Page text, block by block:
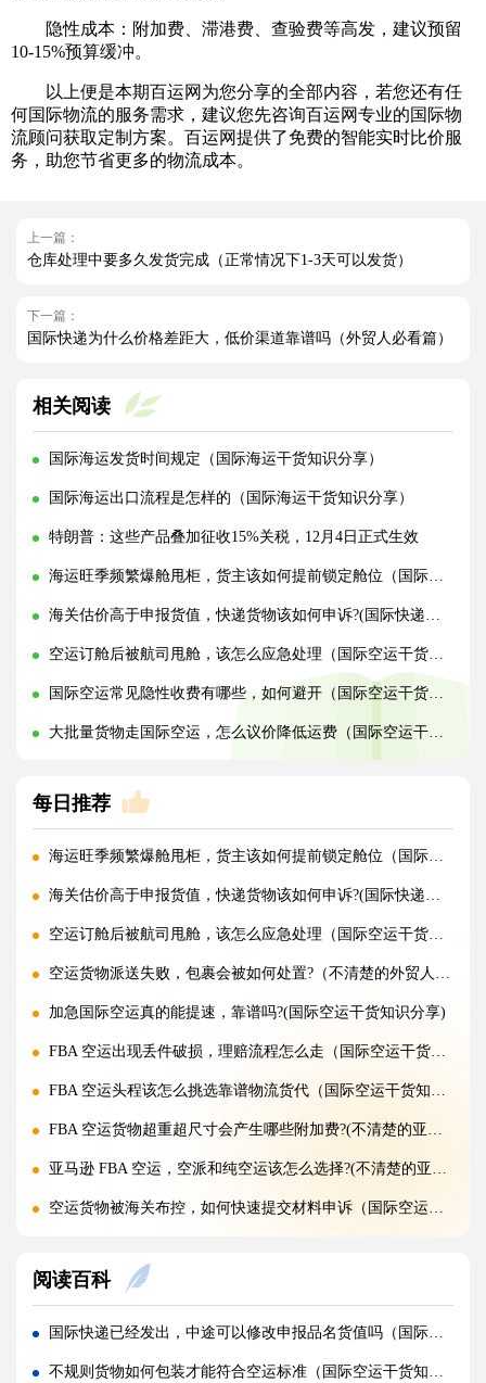
隐性成本：附加费、滞港费、查验费等高发，建议预留
10-15%预算缓冲。
以上便是本期百运网为您分享的全部内容，若您还有任
何国际物流的服务需求，建议您先咨询百运网专业的国际物
流顾问获取定制方案。百运网提供了免费的智能实时比价服
务，助您节省更多的物流成本。
上一篇：
仓库处理中要多久发货完成（正常情况下1-3天可以发货）
下一篇：
国际快递为什么价格差距大，低价渠道靠谱吗（外贸人必看篇）
相关阅读
国际海运发货时间规定（国际海运干货知识分享）
国际海运出口流程是怎样的（国际海运干货知识分享）
特朗普：这些产品叠加征收15%关税，12月4日正式生效
海运旺季频繁爆舱甩柜，货主该如何提前锁定舱位（国际海运干货知识分享）
海关估价高于申报货值，快递货物该如何申诉?(国际快递干货知识分享)
空运订舱后被航司甩舱，该怎么应急处理（国际空运干货知识分享）
国际空运常见隐性收费有哪些，如何避开（国际空运干货知识分享）
大批量货物走国际空运，怎么议价降低运费（国际空运干货知识分享）
每日推荐
海运旺季频繁爆舱甩柜，货主该如何提前锁定舱位（国际海运干货知识分享）
海关估价高于申报货值，快递货物该如何申诉?(国际快递干货知识分享)
空运订舱后被航司甩舱，该怎么应急处理（国际空运干货知识分享）
空运货物派送失败，包裹会被如何处置?（不清楚的外贸人看过来）
加急国际空运真的能提速，靠谱吗?(国际空运干货知识分享)
FBA 空运出现丢件破损，理赔流程怎么走（国际空运干货知识分享）
FBA 空运头程该怎么挑选靠谱物流货代（国际空运干货知识分享）
FBA 空运货物超重超尺寸会产生哪些附加费?(不清楚的亚马逊卖家看过来)
亚马逊 FBA 空运，空派和纯空运该怎么选择?(不清楚的亚马逊卖家看过来)
空运货物被海关布控，如何快速提交材料申诉（国际空运干货知识分享）
国际空运低申报被海关查到，罚款比例是多少?(国际空运干货知识分享)
国际空运的运单有什么作用，包含哪些关键信息（国际空运干货知识分享）
国内哪些港口是国际空运主流始发机场（国际空运干货知识分享）
阅读百科
国际快递已经发出，中途可以修改申报品名货值吗（国际快递干货知识分享）
不规则货物如何包装才能符合空运标准（国际空运干货知识分享）